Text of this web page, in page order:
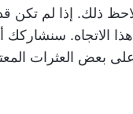
ذلك. إذا لم
هذا الاتجاه.
بعض العثرات